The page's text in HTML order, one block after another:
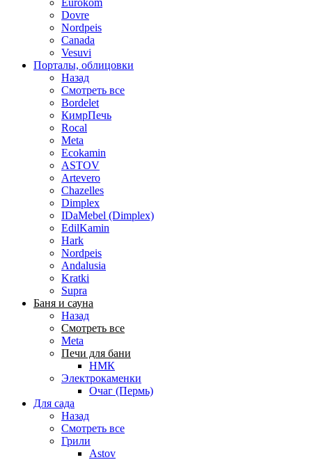
Dovre
Nordpeis
Canada
Vesuvi
Порталы, облицовки
Назад
Смотреть все
Bordelet
КимрПечь
Rocal
Meta
Ecokamin
ASTOV
Artevero
Chazelles
Dimplex
IDaMebel (Dimplex)
EdilKamin
Hark
Nordpeis
Andalusia
Kratki
Supra
Баня и сауна
Назад
Смотреть все
Meta
Печи для бани
НМК
Электрокаменки
Очаг (Пермь)
Для сада
Назад
Смотреть все
Грили
Astov